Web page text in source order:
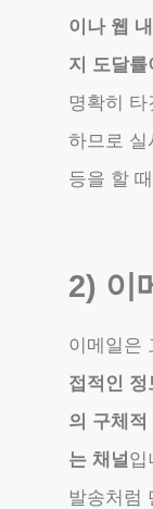
이나 웹
지 도달률
명확히
하므로 실
등을 할
2) 이
이메일은
접적인
의 구체
는 채널입
발송처럼